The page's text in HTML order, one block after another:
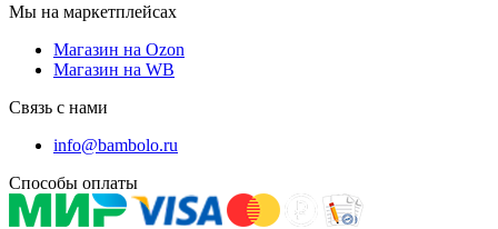
Мы на маркетплейсах
Магазин на Ozon
Магазин на WB
Связь с нами
info@bambolo.ru
Способы оплаты